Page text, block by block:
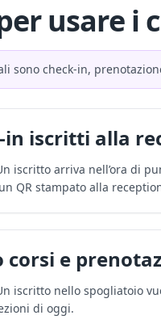
usare i
sono check-in,
in iscritti alla
iscritto arriva nell’ora di
QR stampato alla
corsi e
iscritto nello spogliatoio
di oggi.